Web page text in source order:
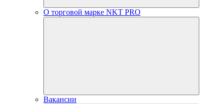
О торговой марке NKT PRO
Вакансии